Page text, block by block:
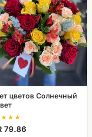
цветов Солнечный
79.86